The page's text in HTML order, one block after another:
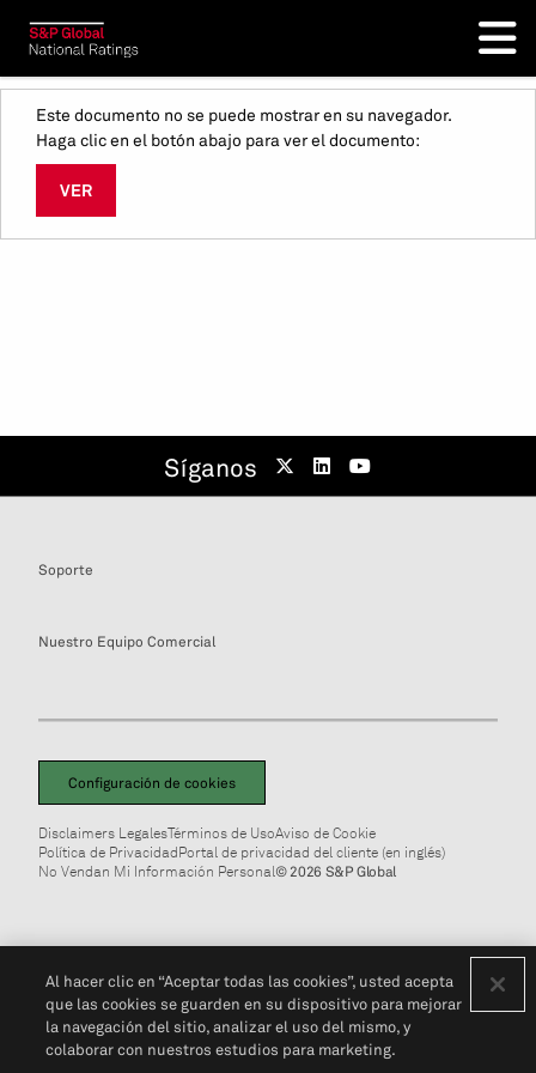
Este documento no se puede mostrar en su navegador.
Haga clic en el botón abajo para ver el documento:
VER
Síganos
Soporte
Nuestro Equipo Comercial
Configuración de cookies
Disclaimers LegalesTérminos de UsoAviso de Cookie
Política de PrivacidadPortal de privacidad del cliente (en inglés)
No Vendan Mi Información Personal© 2026 S&P Global
Al hacer clic en “Aceptar todas las cookies”, usted acepta
que las cookies se guarden en su dispositivo para mejorar
la navegación del sitio, analizar el uso del mismo, y
colaborar con nuestros estudios para marketing.